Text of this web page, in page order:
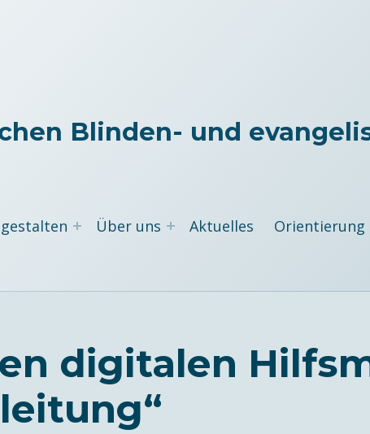
Blinden- und
Über uns Aktuelles Orientierung
digitalen